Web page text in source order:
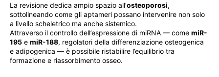
La revisione dedica ampio spazio all’osteoporosi,
sottolineando come gli aptameri possano intervenire non solo
a livello scheletrico ma anche sistemico.
Attraverso il controllo dell’espressione di miRNA — come miR-
195 e miR-188, regolatori della differenziazione osteogenica
e adipogenica — è possibile ristabilire l’equilibrio tra
formazione e riassorbimento osseo.